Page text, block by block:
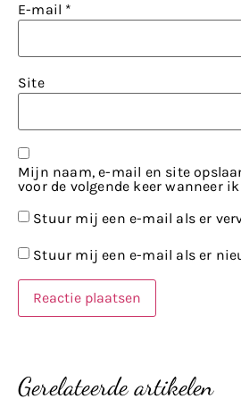
E-mail *
Site
Mijn naam, e-mail en site
voor de volgende keer wanneer
Stuur mij een e-mail als er
Stuur mij een e-mail als er
Gerelateerde artikelen